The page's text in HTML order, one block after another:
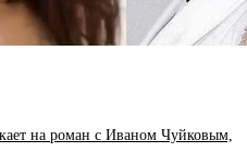
на роман с Иваном Чуйковым,